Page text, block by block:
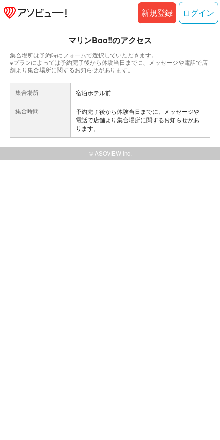
新規登録 ログイン
マリンBoo!!のアクセス
集合場所は予約時にフォームで選択していただきます。
※プランによっては予約完了後から体験当日までに、メッセージや電話で店
舗より集合場所に関するお知らせがあります。
集合場所 宿泊ホテル前
集合時間
予約完了後から体験当日までに、メッセージや
電話で店舗より集合場所に関するお知らせがあ
ります。
© ASOVIEW Inc.